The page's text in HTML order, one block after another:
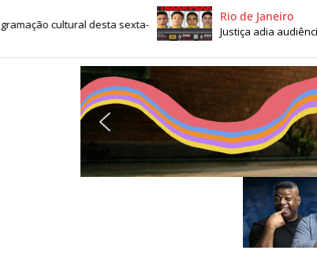
Rio de Janeiro
Justiça adia audiência
cultural desta sexta-